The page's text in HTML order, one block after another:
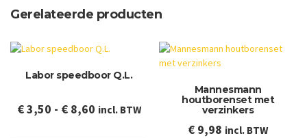
Gerelateerde producten
Labor speedboor Q.L.
€3,50 - €8,60Prijsklasse:
incl. BTW
Mannesmann
houtborenset met
verzinkers
€ 9,98 incl. BTW